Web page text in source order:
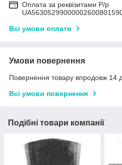
Оплата за реквізитами Р/р
Всі умови оплати
Умови повернення
Повернення товару впродовж 14
Всі умови повернення
Подібні товари компанії